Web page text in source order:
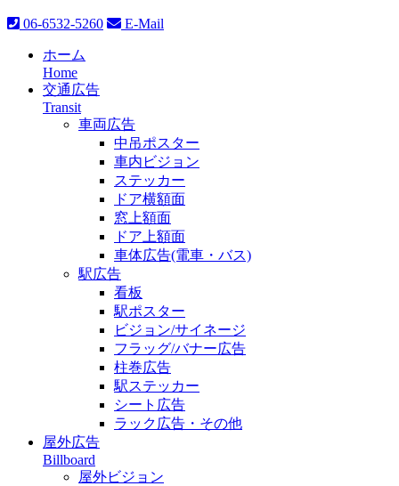
06-6532-5260 E-Mail
ホーム
Home
交通広告
Transit
車両広告
中吊ポスター
車内ビジョン
ステッカー
ドア横額面
窓上額面
ドア上額面
車体広告(電車・バス)
駅広告
看板
駅ポスター
ビジョン/サイネージ
フラッグ/バナー広告
柱巻広告
駅ステッカー
シート広告
ラック広告・その他
屋外広告
Billboard
屋外ビジョン